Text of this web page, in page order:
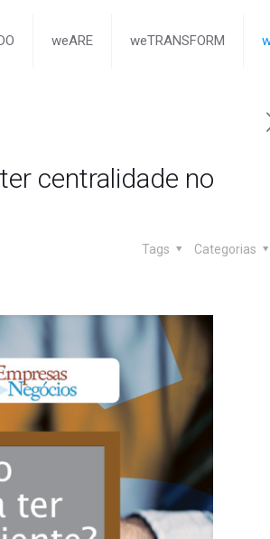
weARE weTRANSFORM
centralidade no
Categorias
Tags